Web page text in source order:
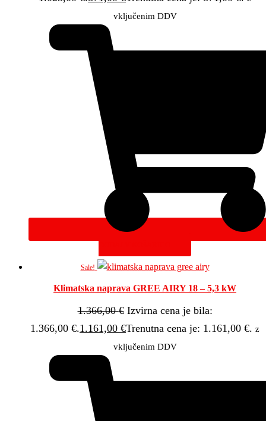
vključenim DDV
Sale!
Klimatska naprava GREE AIRY 18 – 5,3 kW
1.366,00€ Izvirna cena je bila:
1.366,00 €.1.161,00 €Trenutna cena je: 1.161,00 €. z
vključenim DDV